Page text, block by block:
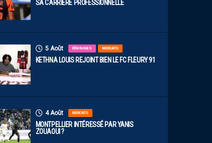
SA CARRIÈRE PROFESSIONNELLE
5 Août FÉMININES MERCATO
KETHNA LOUIS REJOINT BIEN LE FC FLEURY 91
4 Août MERCATO
MONTPELLIER INTÉRESSÉ PAR YANIS
ZOUAOUI ?